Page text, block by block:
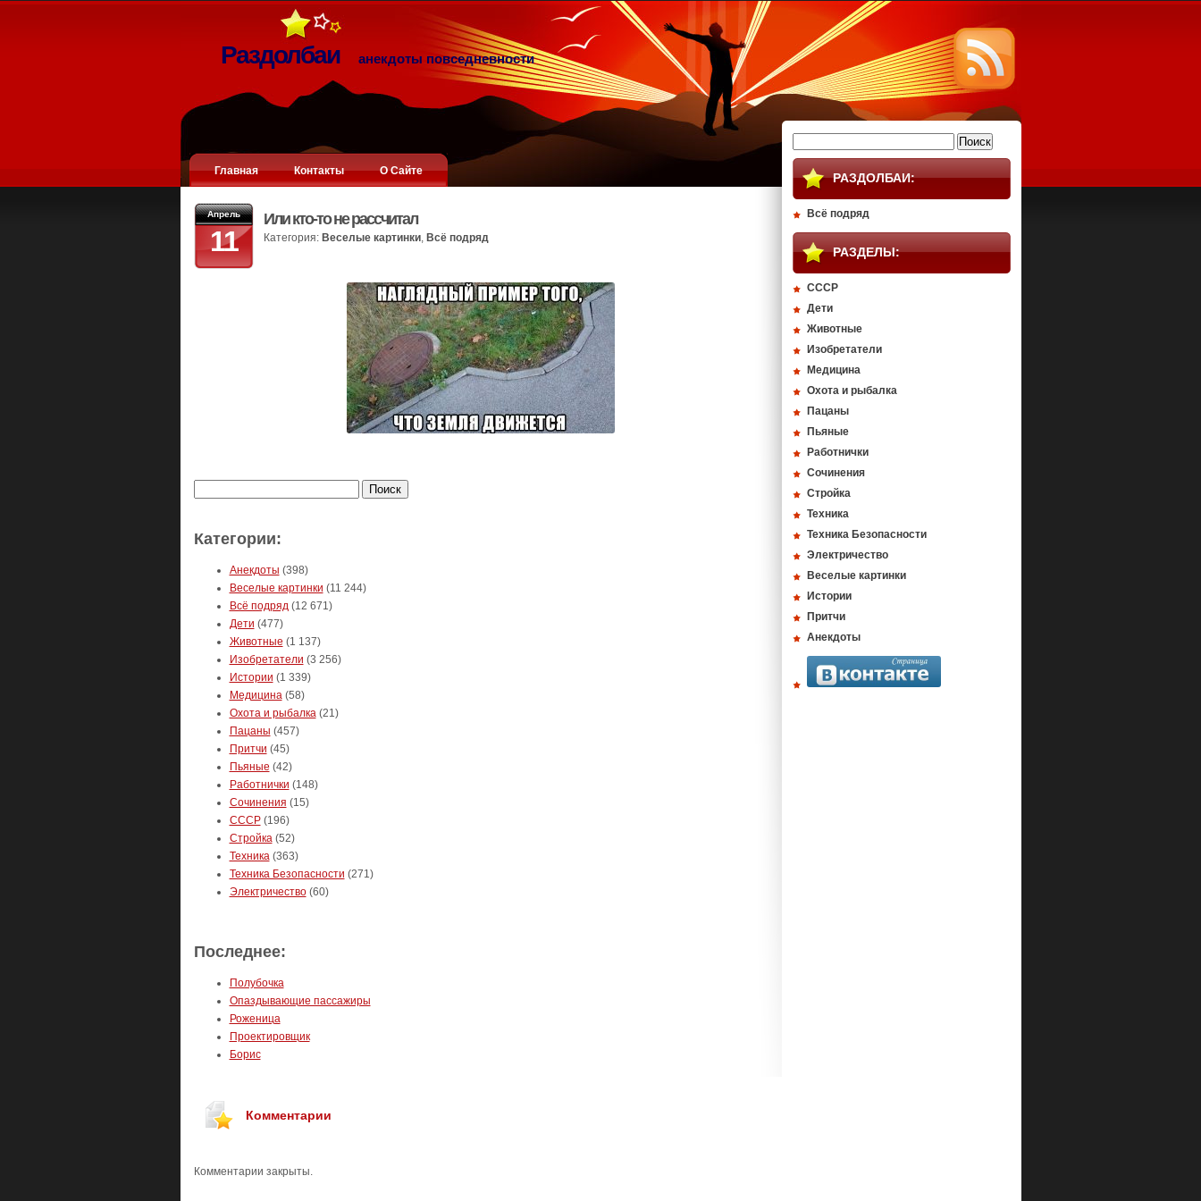
Раздолбаи анекдоты повседневности
Главная Контакты О Сайте
Апрель
11
Или кто-то не рассчитал
Категория: Веселые картинки, Всё подряд
Категории:
Анекдоты (398)
Веселые картинки (11 244)
Всё подряд(12 671)
Дети (477)
Животные (1 137)
Изобретатели (3 256)
Истории (1 339)
Медицина(58)
Охота и рыбалка(21)
Пацаны (457)
Притчи (45)
Пьяные (42)
Работнички (148)
Сочинения (15)
СССР(196)
Стройка(52)
Техника(363)
Техника Безопасности (271)
Электричество(60)
Последнее:
Полубочка
Опаздывающие пассажиры
Роженица
Проектировщик
Борис
Комментарии
Комментарии закрыты.
РАЗДОЛБАИ:
Всё подряд
РАЗДЕЛЫ:
СССР
Дети
Животные
Изобретатели
Медицина
Охота и рыбалка
Пацаны
Пьяные
Работнички
Сочинения
Стройка
Техника
Техника Безопасности
Электричество
Веселые картинки
Истории
Притчи
Анекдоты